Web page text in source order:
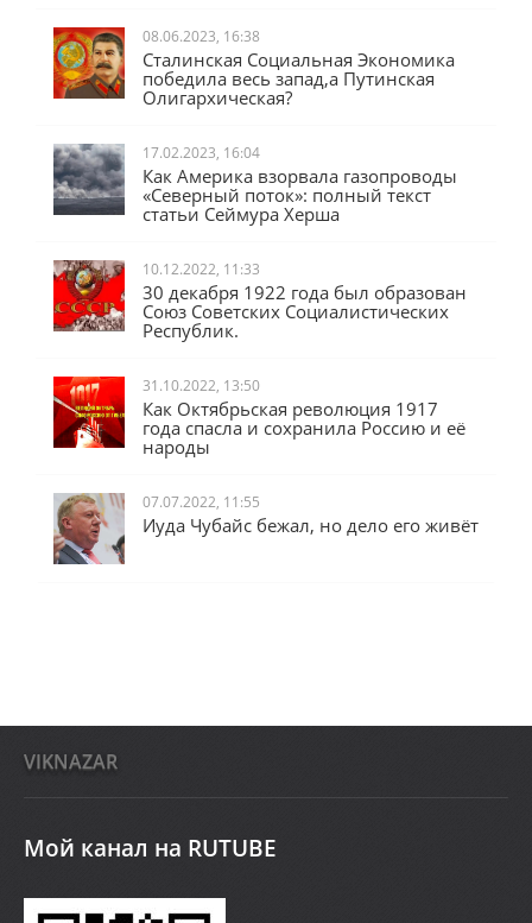
08.06.2023, 16:38
Сталинская Социальная Экономика
победила весь запад,а Путинская
Олигархическая?
17.02.2023, 16:04
Как Америка взорвала газопроводы
«Северный поток»: полный текст
статьи Сеймура Херша
10.12.2022, 11:33
30 декабря 1922 года был образован
Союз Советских Социалистических
Республик.
31.10.2022, 13:50
Как Октябрьская революция 1917
года спасла и сохранила Россию и её
народы
07.07.2022, 11:55
Иуда Чубайс бежал, но дело его живёт
VIKNAZAR
Мой канал на RUTUBE